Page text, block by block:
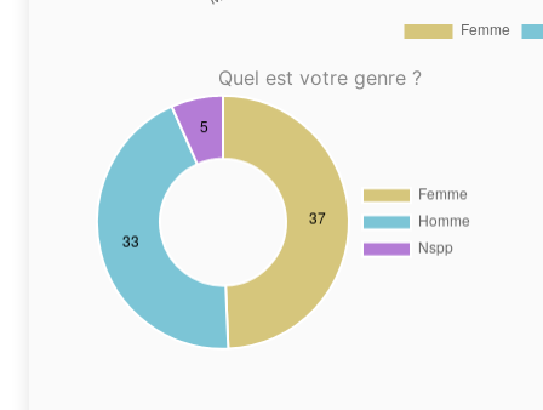
Quel est votre genre ?